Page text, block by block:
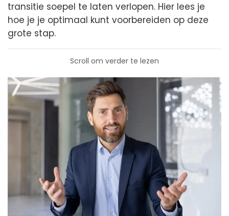
transitie soepel te laten verlopen. Hier lees je
hoe je je optimaal kunt voorbereiden op deze
grote stap.
Scroll om verder te lezen